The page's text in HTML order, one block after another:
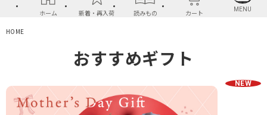
り
ホーム 新着・再入荷 読みもの カート
MENU
HOME
おすすめギフト
NEW